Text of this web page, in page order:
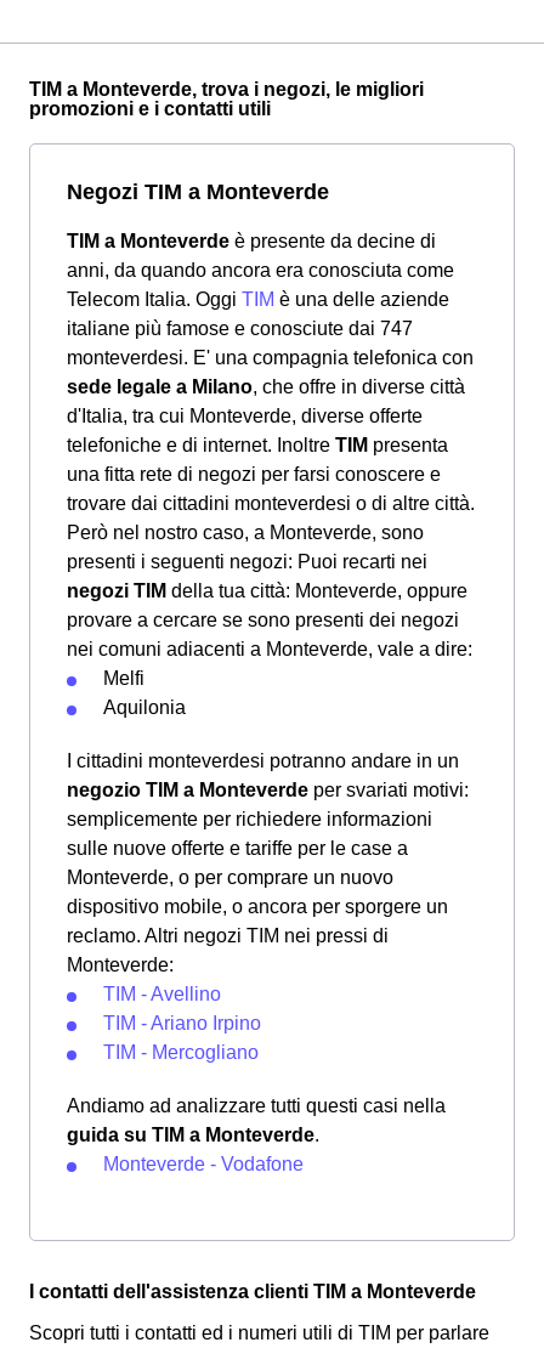
TIM a Monteverde, trova i negozi, le migliori
promozioni e i contatti utili
Negozi TIM a Monteverde
TIM a Monteverde è presente da decine di
anni, da quando ancora era conosciuta come
Telecom Italia. Oggi TIM è una delle aziende
italiane più famose e conosciute dai 747
monteverdesi. E' una compagnia telefonica con
sede legale a Milano, che offre in diverse città
d'Italia, tra cui Monteverde, diverse offerte
telefoniche e di internet. Inoltre TIM presenta
una fitta rete di negozi per farsi conoscere e
trovare dai cittadini monteverdesi o di altre città.
Però nel nostro caso, a Monteverde, sono
presenti i seguenti negozi: Puoi recarti nei
negozi TIM della tua città: Monteverde, oppure
provare a cercare se sono presenti dei negozi
nei comuni adiacenti a Monteverde, vale a dire:
Melfi
Aquilonia
I cittadini monteverdesi potranno andare in un
negozio TIM a Monteverde per svariati motivi:
semplicemente per richiedere informazioni
sulle nuove offerte e tariffe per le case a
Monteverde, o per comprare un nuovo
dispositivo mobile, o ancora per sporgere un
reclamo. Altri negozi TIM nei pressi di
Monteverde:
TIM - Avellino
TIM - Ariano Irpino
TIM - Mercogliano
Andiamo ad analizzare tutti questi casi nella
guida su TIM a Monteverde.
Monteverde - Vodafone
I contatti dell'assistenza clienti TIM a Monteverde
Scopri tutti i contatti ed i numeri utili di TIM per parlare